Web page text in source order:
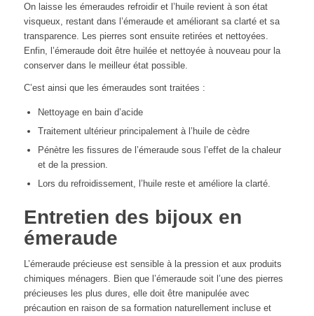
On laisse les émeraudes refroidir et l’huile revient à son état
visqueux, restant dans l’émeraude et améliorant sa clarté et sa
transparence. Les pierres sont ensuite retirées et nettoyées.
Enfin, l’émeraude doit être huilée et nettoyée à nouveau pour la
conserver dans le meilleur état possible.
C’est ainsi que les émeraudes sont traitées :
Nettoyage en bain d’acide
Traitement ultérieur principalement à l’huile de cèdre
Pénètre les fissures de l’émeraude sous l’effet de la chaleur
et de la pression.
Lors du refroidissement, l’huile reste et améliore la clarté.
Entretien des bijoux en
émeraude
L’émeraude précieuse est sensible à la pression et aux produits
chimiques ménagers. Bien que l’émeraude soit l’une des pierres
précieuses les plus dures, elle doit être manipulée avec
précaution en raison de sa formation naturellement incluse et